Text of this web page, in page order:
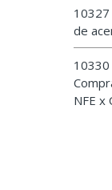
de
NFE x